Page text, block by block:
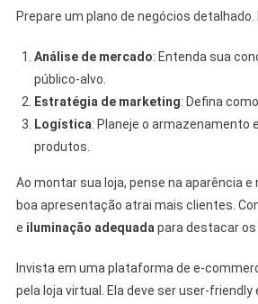
Prepare um plano de negócios detalhado.
Análise de mercado: Entenda sua
público-alvo.
Estratégia de marketing: Defina
Logística: Planeje o armazenamento
produtos.
Ao montar sua loja, pense na aparência e
boa apresentação atrai mais clientes.
e iluminação adequadapara destacar os
Invista em uma plataforma de e-
pela loja virtual. Ela deve ser user-